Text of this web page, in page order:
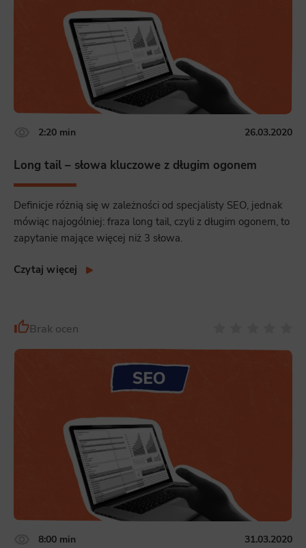
2:20 min 26.03.2020
Long tail – słowa kluczowe z długim ogonem
Definicje różnią się w zależności od specjalisty SEO, jednak
mówiąc najogólniej: fraza long tail, czyli z długim ogonem, to
zapytanie mające więcej niż 3 słowa.
Czytaj więcej
Brak ocen
8:00 min 31.03.2020